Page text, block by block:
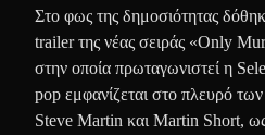
Στο φως της δημοσιότητας
trailer της νέας σειράς «Only
στην οποία πρωταγωνιστεί η
pop εμφανίζεται στο πλευρό
Steve Martin και Martin Short, ως